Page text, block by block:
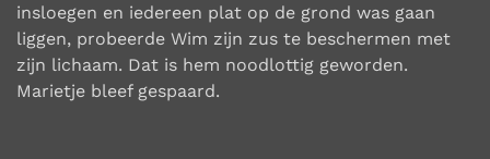
insloegen en iedereen plat op de grond was gaan
liggen, probeerde Wim zijn zus te beschermen met
zijn lichaam. Dat is hem noodlottig geworden.
Marietje bleef gespaard.